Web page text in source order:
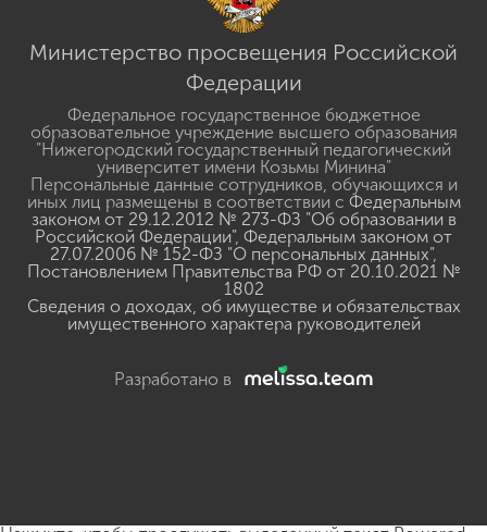
Министерство просвещения Российской
Федерации
Федеральное государственное бюджетное
образовательное учреждение высшего образования
"Нижегородский государственный педагогический
университет имени Козьмы Минина"
Персональные данные сотрудников, обучающихся и
иных лиц размещены в соответствии с Федеральным
законом от 29.12.2012 № 273-ФЗ "Об образовании в
Российской Федерации", Федеральным законом от
27.07.2006 № 152-ФЗ "О персональных данных",
Постановлением Правительства РФ от 20.10.2021 №
1802
Сведения о доходах, об имуществе и обязательствах
имущественного характера руководителей
Разработано в